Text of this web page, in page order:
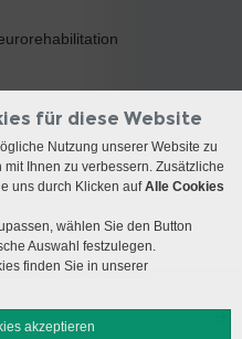
für diese Website
Nutzung unserer Website zu
Ihnen zu verbessern. Zusätzliche
uns durch Klicken aufAlle Cookies
wählen Sie den Button
Auswahl festzulegen.
finden Sie in unserer
akzeptieren